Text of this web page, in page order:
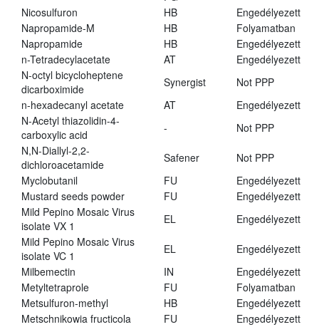
Nicosulfuron
HB
Engedélyezett
Napropamide-M
HB
Folyamatban
Napropamide
HB
Engedélyezett
n-Tetradecylacetate
AT
Engedélyezett
N-octyl bicycloheptene
dicarboximide
Synergist
Not PPP
n-hexadecanyl acetate
AT
Engedélyezett
N-Acetyl thiazolidin-4-
carboxylic acid
-
Not PPP
N,N-Diallyl-2,2-
dichloroacetamide
Safener
Not PPP
Myclobutanil
FU
Engedélyezett
Mustard seeds powder
FU
Engedélyezett
Mild Pepino Mosaic Virus
isolate VX 1
EL
Engedélyezett
Mild Pepino Mosaic Virus
isolate VC 1
EL
Engedélyezett
Milbemectin
IN
Engedélyezett
Metyltetraprole
FU
Folyamatban
Metsulfuron-methyl
HB
Engedélyezett
Metschnikowia fructicola
FU Engedélyezett